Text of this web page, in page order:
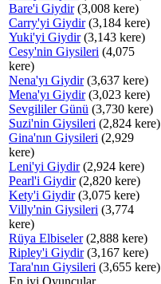
Bare'i Giydir(3,008 kere)
Carry'yi Giydir(3,184 kere)
Yuki'yi Giydir(3,143 kere)
Cesy'nin Giysileri (4,075
kere)
Nena'yı Giydir(3,637 kere)
Mena'yı Giydir(3,023 kere)
Sevgililer Günü (3,730 kere)
Suzi'nin Giysileri (2,824 kere)
Gina'nın Giysileri (2,929
kere)
Leni'yi Giydir(2,924 kere)
Pearl'i Giydir(2,820 kere)
Kety'i Giydir(3,075 kere)
Villy'nin Giysileri (3,774
kere)
Rüya Elbiseler(2,888 kere)
Ripley'i Giydir(3,167 kere)
Tara'nın Giysileri (3,655 kere)
En iyi Oyuncular